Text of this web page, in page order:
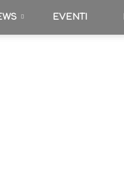
EVENTI